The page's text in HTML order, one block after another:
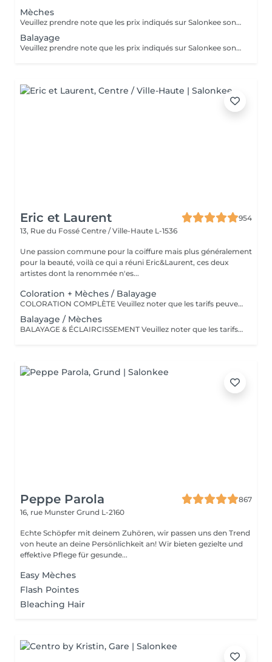
Mèches
Veuillez prendre note que les prix indiqués sur Salonkee sont communiqués à titre informatif et s'entendent de base. Ces derniers sont susceptibles de varier selon le diagnostic réalisé à votre arrivée au salon et l'expertise du professionnel à qui vous confiez votre beauté. Dans tous les cas, un devis précis vous sera proposé et toutes réalisations de prestations seront effectuées avec votre accord. Un grand merci d'avance pour votre compréhension. Au plaisir de vous recevoir très vite.
Balayage
Veuillez prendre note que les prix indiqués sur Salonkee sont communiqués à titre informatif et s'entendent de base. Ces derniers sont susceptibles de varier selon le diagnostic réalisé à votre arrivée au salon et l'expertise du professionnel à qui vous confiez votre beauté. Dans tous les cas, un devis précis vous sera proposé et toutes réalisations de prestations seront effectuées avec votre accord. Un grand merci d'avance pour votre compréhension. Au plaisir de vous recevoir très vite.
Eric et Laurent
954
13, Rue du Fossé Centre / Ville-Haute L-1536
Une passion commune pour la coiffure mais plus généralement
pour la beauté, voilà ce qui a réuni Eric&Laurent, ces deux
artistes dont la renommée n'es...
Coloration + Mèches / Balayage
COLORATION COMPLÈTE Veuillez noter que les tarifs peuvent varier en fonction de la longueur des cheveux, de leur densité, de la quantité de produit nécessaire ainsi que de la complexité de la prestation. COLOR.ME by KEVIN.MURPHY Découvrez une expérience de coloration haut de gamme avec COLOR.ME by KEVIN.MURPHY, une gamme de coloration professionnelle alliant performance, innovation et respect de la fibre capillaire. Les avantages : Formule sans ammoniaque, sans PPD et sans parabène Enrichie en miel, beurre de karité et grenade pour nourrir et protéger les cheveux Jusqu'à 100 % de couverture des cheveux blancs Couleur intense, lumineuse et durable Respect optimal de la fibre capillaire et du cuir chevelu Cheveux visiblement plus doux, brillants et éclatants de santé Formule cruelty-free, développée dans le respect du bien-être animal Une expérience de coloration premium qui associe l'excellence de la couleur à des actifs de soin performants, pour un résultat sur mesure, éclatant et naturellement sophistiqué.
Balayage / Mèches
BALAYAGE & ÉCLAIRCISSEMENT Veuillez noter que les tarifs peuvent varier en fonction de la longueur et de la densité des cheveux, de la quantité de produit nécessaire ainsi que de la complexité de la prestation. UNE LUMIÈRE SUR MESURE Apportez éclat, profondeur et dimension à votre chevelure grâce à nos techniques d'éclaircissement personnalisées. Chaque réalisation est pensée pour sublimer votre couleur naturelle et créer un résultat harmonieux, lumineux et parfaitement adapté à votre style.
Peppe Parola
867
16, rue Munster Grund L-2160
Echte Schöpfer mit deinem Zuhören, wir passen uns den Trend
von heute an deine Persönlichkeit an! Wir bieten gezielte und
effektive Pflege für gesunde...
Easy Mèches
Flash Pointes
Bleaching Hair